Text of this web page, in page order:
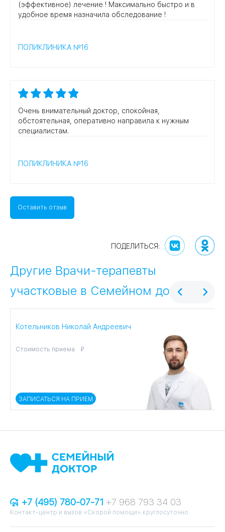
(эффективное) лечение ! Максимально быстро и в
удобное время назначила обследование !
ПОЛИКЛИНИКА №16
Очень внимательный доктор, спокойная,
обстоятельная, оперативно направила к нужным
специалистам.
ПОЛИКЛИНИКА №16
Оставить отзыв
Другие Врачи-терапевты
участковые в Семейном докторе
Котельников Николай Андреевич
Стоимость приема
ЗАПИСАТЬСЯ НА ПРИЕМ
+7 (495) 780-07-71 +7 968 793 34 03
Контакт-центр и вызов «Скорой помощи» круглосуточно